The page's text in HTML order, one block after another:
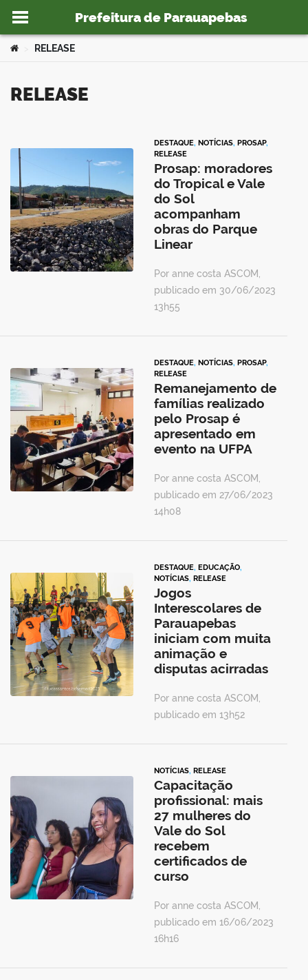
Ir para o conteúdo
Prefeitura de Parauapebas
Você está aqui:
RELEASE
RELEASE
DESTAQUE, NOTÍCIAS, PROSAP,
RELEASE
Prosap: moradores
do Tropical e Vale
do Sol
acompanham
obras do Parque
Linear
Por anne costa ASCOM,
publicado em 30/06/2023
13h55
DESTAQUE, NOTÍCIAS, PROSAP,
RELEASE
Remanejamento de
famílias realizado
pelo Prosap é
apresentado em
evento na UFPA
Por anne costa ASCOM,
publicado em 27/06/2023
14h08
DESTAQUE, EDUCAÇÃO,
NOTÍCIAS, RELEASE
Jogos
Interescolares de
Parauapebas
iniciam com muita
animação e
disputas acirradas
Por anne costa ASCOM,
publicado em 13h52
NOTÍCIAS, RELEASE
Capacitação
profissional: mais
27 mulheres do
Vale do Sol
recebem
certificados de
curso
Por anne costa ASCOM,
publicado em 16/06/2023
16h16